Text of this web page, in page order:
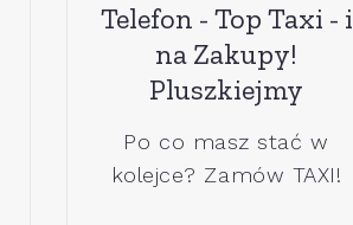
Telefon - Top Taxi - i
na Zakupy!
Pluszkiejmy
Po co masz stać w
kolejce? Zamów TAXI!